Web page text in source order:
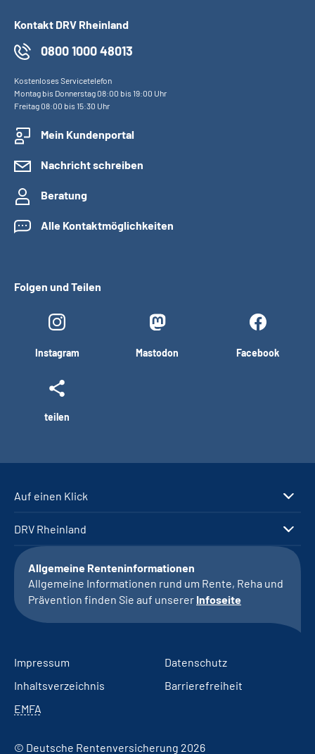
Kontakt DRV Rheinland
0800 1000 48013
Kostenloses Servicetelefon
Montag bis Donnerstag 08:00 bis 19:00 Uhr
Freitag 08:00 bis 15:30 Uhr
Mein Kundenportal
Nachricht schreiben
Beratung
Alle Kontaktmöglichkeiten
Folgen und Teilen
Instagram Mastodon Facebook
teilen
Auf einen Klick
DRV Rheinland
Allgemeine Renteninformationen
Allgemeine Informationen rund um Rente, Reha und
Prävention finden Sie auf unserer Infoseite
Impressum
Datenschutz
Inhaltsverzeichnis
Barrierefreiheit
EMFA
© Deutsche Rentenversicherung 2026